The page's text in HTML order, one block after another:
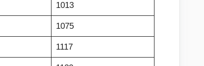
1013
1075
1117